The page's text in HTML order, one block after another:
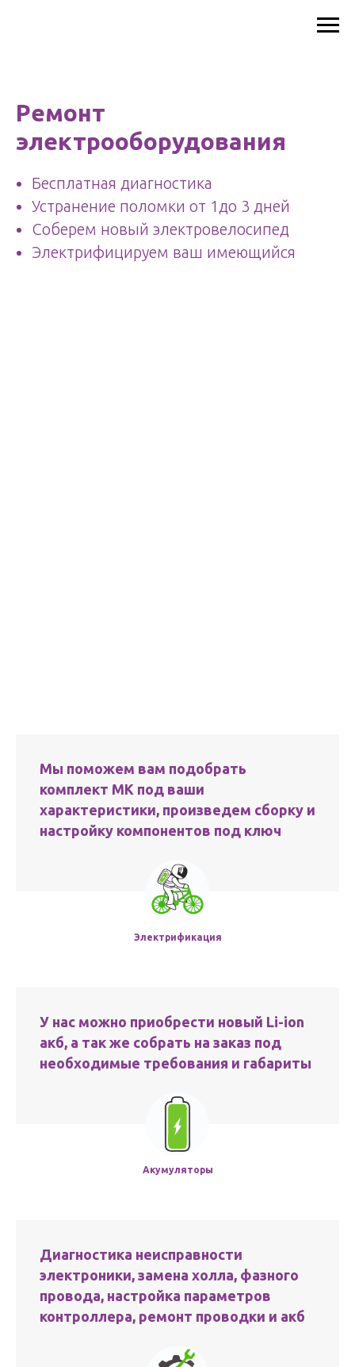
Ремонт
электрооборудования
Бесплатная диагностика
Устранение поломки от 1до 3 дней
Соберем новый электровелосипед
Электрифицируем ваш имеющийся
Мы поможем вам подобрать
комплект МК под ваши
характеристики, произведем сборку и
настройку компонентов под ключ
Электрификация
У нас можно приобрести новый Li-ion
акб, а так же собрать на заказ под
необходимые требования и габариты
Акумуляторы
Диагностика неисправности
электроники, замена холла, фазного
провода, настройка параметров
контроллера, ремонт проводки и акб